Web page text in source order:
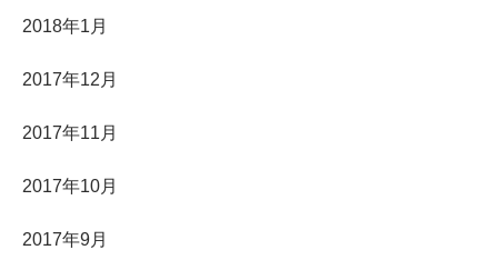
2018年1月
2017年12月
2017年11月
2017年10月
2017年9月